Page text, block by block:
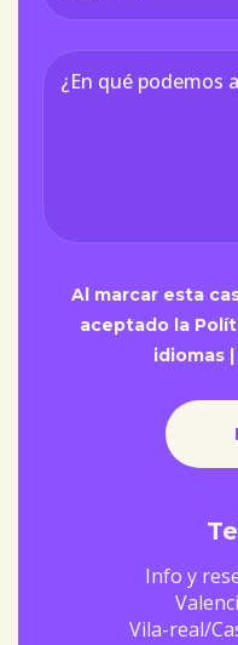
Al marcar esta
aceptado la
idiomas |
Info y
Vila-real/